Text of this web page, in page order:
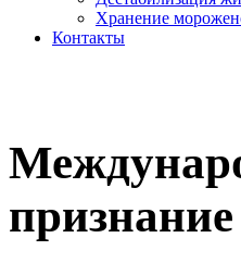
Хранение
Контакты